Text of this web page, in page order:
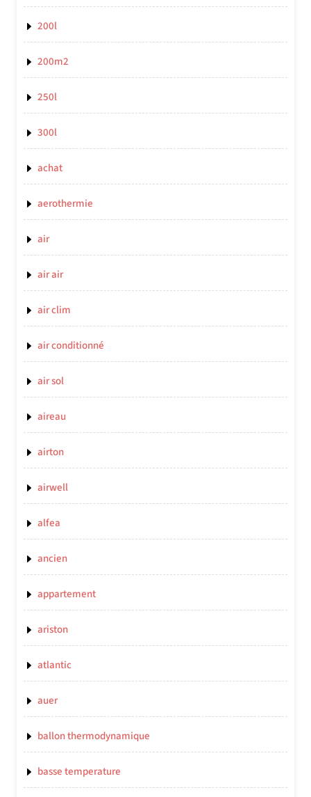
200l
200m2
250l
300l
achat
aerothermie
air
air air
air clim
air conditionné
air sol
aireau
airton
airwell
alfea
ancien
appartement
ariston
atlantic
auer
ballon thermodynamique
basse temperature